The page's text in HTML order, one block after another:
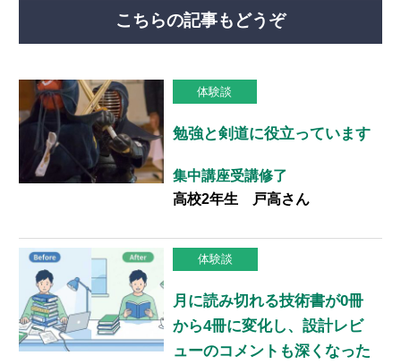
こちらの記事もどうぞ
体験談
勉強と剣道に役立っています
集中講座受講修了
高校2年生 戸高さん
体験談
月に読み切れる技術書が0冊
から4冊に変化し、設計レビ
ューのコメントも深くなった